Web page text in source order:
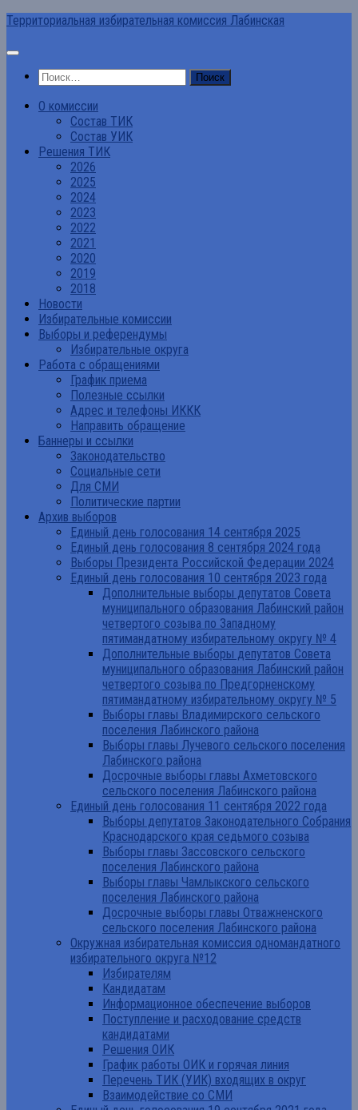
Перейти
содержимому
Территориальная избирательная комиссия Лабинская
Найти:
О комиссии
Состав ТИК
Состав УИК
Решения ТИК
2026
2025
2024
2023
2022
2021
2020
2019
2018
Новости
Избирательные комиссии
Выборы и референдумы
Избирательные округа
Работа с обращениями
График приема
Полезные ссылки
Адрес и телефоны ИККК
Направить обращение
Баннеры и ссылки
Законодательство
Социальные сети
Для СМИ
Политические партии
Архив выборов
Единый день голосования 14 сентября 2025
Единый день голосования 8 сентября 2024 года
Выборы Президента Российской Федерации 2024
Единый день голосования 10 сентября 2023 года
Дополнительные выборы депутатов Совета
муниципального образования Лабинский район
четвертого созыва по Западному
пятимандатному избирательному округу № 4
Дополнительные выборы депутатов Совета
муниципального образования Лабинский район
четвертого созыва по Предгорненскому
пятимандатному избирательному округу № 5
Выборы главы Владимирского сельского
поселения Лабинского района
Выборы главы Лучевого сельского поселения
Лабинского района
Досрочные выборы главы Ахметовского
сельского поселения Лабинского района
Единый день голосования 11 сентября 2022 года
Выборы депутатов Законодательного Собрания
Краснодарского края седьмого созыва
Выборы главы Зассовского сельского
поселения Лабинского района
Выборы главы Чамлыкского сельского
поселения Лабинского района
Досрочные выборы главы Отважненского
сельского поселения Лабинского района
Окружная избирательная комиссия одномандатного
избирательного округа №12
Избирателям
Кандидатам
Информационное обеспечение выборов
Поступление и расходование средств
кандидатами
Решения ОИК
График работы ОИК и горячая линия
Перечень ТИК (УИК) входящих в округ
Взаимодействие со СМИ